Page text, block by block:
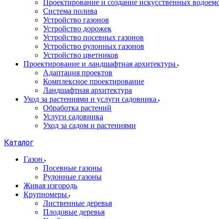
Проектирование и создание искусственных
Система полива
Устройство газонов
Устройство дорожек
Устройство посевных газонов
Устройство рулонных газонов
Устройство цветников
Проектирование и ландшафтная архитектура
Адаптация проектов
Комплексное проектирование
Ландшафтная архитектура
Уход за растениями и услуги садовника
Обработка растений
Услуги садовника
Уход за садом и растениями
Каталог
Газон
Посевные газоны
Рулонные газоны
Живая изгородь
Крупномеры
Лиственные деревья
Плодовые деревья